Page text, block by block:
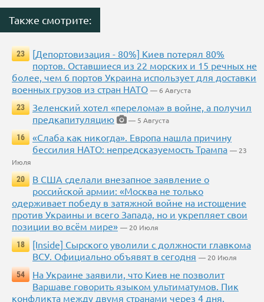
Также смотрите:
23
[Депортовизация - 80%] Киев потерял 80%
портов. Оставшиеся из 22 морских и 15 речных не
более, чем 6 портов Украина использует для доставки
военных грузов из стран НАТО — 6 Августа
23
Зеленский хотел «перелома» в войне, а получил
предкапитуляцию
— 5 Августа
16
«Слаба как никогда». Европа нашла причину
бессилия НАТО: непредсказуемость Трампа — 23
Июля
20
В США сделали внезапное заявление о
российской армии: «Москва не только
одерживает победу в затяжной войне на истощение
против Украины и всего Запада, но и укрепляет свои
позиции во всём мире» — 20 Июля
18
[Inside] Сырского уволили с должности главкома
ВСУ. Официально объявят в сегодня — 20 Июля
54
На Украине заявили, что Киев не позволит
Варшаве говорить языком ультиматумов. Пик
конфликта между двумя странами через 4 дня.